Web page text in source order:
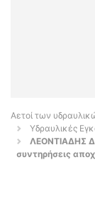
Αετοί των
Υδραυλικές
ΛΕΟΝΤΙΑΔΗΣ
συντηρήσεις